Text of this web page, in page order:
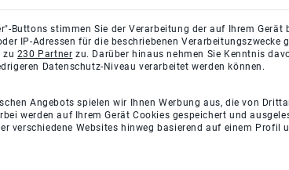
Buttons stimmen Sie der Verarbeitung der auf Ihrem Gerät
IP-Adressen für die beschriebenen Verarbeitungszwecke
zu 230 Partner zu. Darüber hinaus nehmen Sie Kenntnis
Datenschutz-Niveau verarbeitet werden können.
Angebots spielen wir Ihnen Werbung aus, die von
werden auf Ihrem Gerät Cookies gespeichert und
verschiedene Websites hinweg basierend auf einem Profil